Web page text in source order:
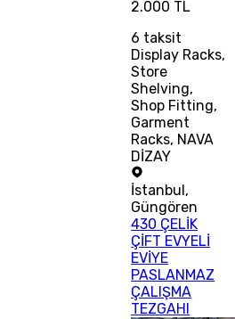
2.000 TL
6 taksit
Display Racks,
Store
Shelving,
Shop Fitting,
Garment
Racks, NAVA
DİZAY
İstanbul ,
Güngören
430 ÇELİK
ÇİFT EVYELİ
EVİYE
PASLANMAZ
ÇALIŞMA
TEZGAHI